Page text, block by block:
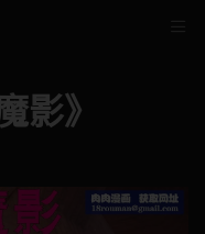
影》